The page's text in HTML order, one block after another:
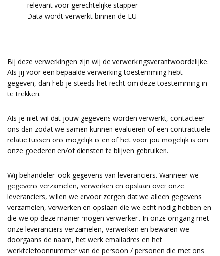
relevant voor gerechtelijke stappen
Data wordt verwerkt binnen de EU
Bij deze verwerkingen zijn wij de verwerkingsverantwoordelijke.
Als jij voor een bepaalde verwerking toestemming hebt
gegeven, dan heb je steeds het recht om deze toestemming in
te trekken.
Als je niet wil dat jouw gegevens worden verwerkt, contacteer
ons dan zodat we samen kunnen evalueren of een contractuele
relatie tussen ons mogelijk is en of het voor jou mogelijk is om
onze goederen en/of diensten te blijven gebruiken.
Wij behandelen ook gegevens van leveranciers. Wanneer we
gegevens verzamelen, verwerken en opslaan over onze
leveranciers, willen we ervoor zorgen dat we alleen gegevens
verzamelen, verwerken en opslaan die we echt nodig hebben en
die we op deze manier mogen verwerken. In onze omgang met
onze leveranciers verzamelen, verwerken en bewaren we
doorgaans de naam, het werk emailadres en het
werktelefoonnummer van de persoon / personen die met ons